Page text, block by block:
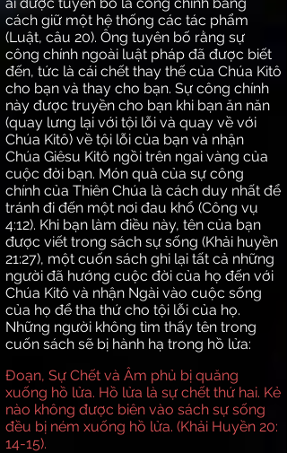
cách giữ một hệ thống các tác phẩm
(Luật, câu 20). Ông tuyên bố rằng sự
công chính ngoài luật pháp đã được biết
đến, tức là cái chết thay thế của Chúa Kitô
cho bạn và thay cho bạn. Sự công chính
này được truyền cho bạn khi bạn ăn năn
(quay lưng lại với tội lỗi và quay về với
Chúa Kitô) về tội lỗi của bạn và nhận
Chúa Giêsu Kitô ngồi trên ngai vàng của
cuộc đời bạn. Món quà của sự công
chính của Thiên Chúa là cách duy nhất để
tránh đi đến một nơi đau khổ (Công vụ
4:12). Khi bạn làm điều này, tên của bạn
được viết trong sách sự sống (Khải huyền
21:27), một cuốn sách ghi lại tất cả những
người đã hướng cuộc đời của họ đến với
Chúa Kitô và nhận Ngài vào cuộc sống
của họ để tha thứ cho tội lỗi của họ.
Những người không tìm thấy tên trong
cuốn sách sẽ bị hành hạ trong hồ lửa:
Đoạn, Sự Chết và Âm phủ bị quăng
xuống hồ lửa. Hồ lửa là sự chết thứ hai. Kẻ
nào không được biên vào sách sự sống
đều bị ném xuống hồ lửa. (Khải Huyền 20:
14-15).